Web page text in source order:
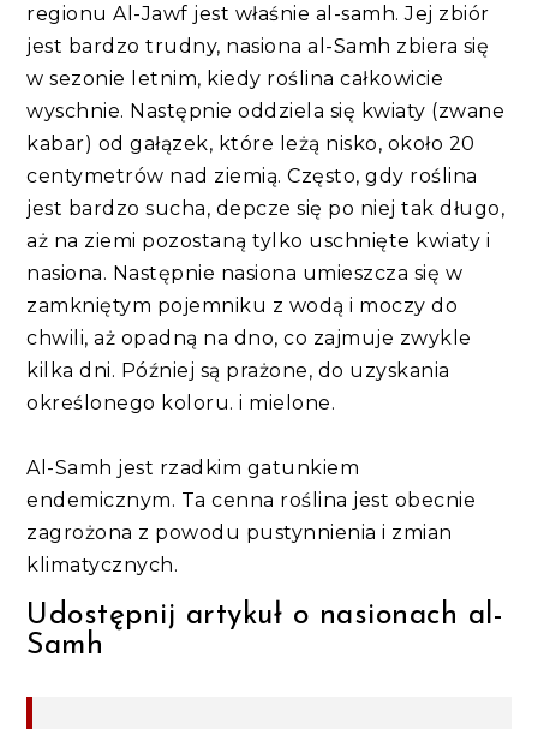
regionu Al-Jawf jest właśnie al-samh. Jej zbiór
jest bardzo trudny, nasiona al-Samh zbiera się
w sezonie letnim, kiedy roślina całkowicie
wyschnie. Następnie oddziela się kwiaty (zwane
kabar) od gałązek, które leżą nisko, około 20
centymetrów nad ziemią. Często, gdy roślina
jest bardzo sucha, depcze się po niej tak długo,
aż na ziemi pozostaną tylko uschnięte kwiaty i
nasiona. Następnie nasiona umieszcza się w
zamkniętym pojemniku z wodą i moczy do
chwili, aż opadną na dno, co zajmuje zwykle
kilka dni. Później są prażone, do uzyskania
określonego koloru. i mielone.
Al-Samh jest rzadkim gatunkiem
endemicznym. Ta cenna roślina jest obecnie
zagrożona z powodu pustynnienia i zmian
klimatycznych.
Udostępnij artykuł o nasionach al-
Samh